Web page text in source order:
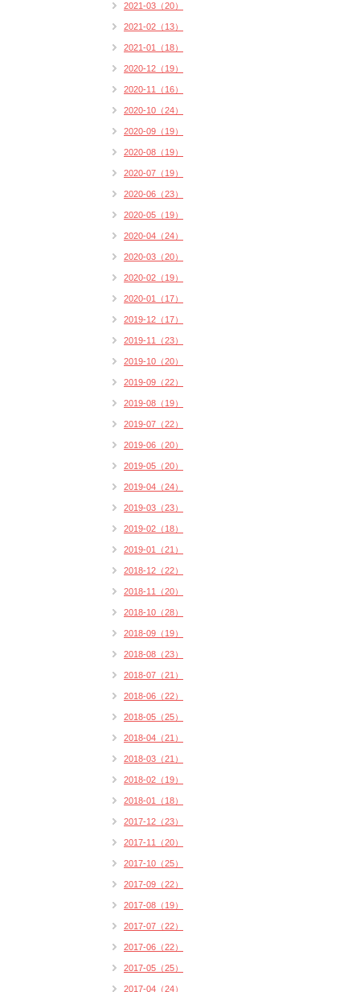
2021-03（20）
2021-02（13）
2021-01（18）
2020-12（19）
2020-11（16）
2020-10（24）
2020-09（19）
2020-08（19）
2020-07（19）
2020-06（23）
2020-05（19）
2020-04（24）
2020-03（20）
2020-02（19）
2020-01（17）
2019-12（17）
2019-11（23）
2019-10（20）
2019-09（22）
2019-08（19）
2019-07（22）
2019-06（20）
2019-05（20）
2019-04（24）
2019-03（23）
2019-02（18）
2019-01（21）
2018-12（22）
2018-11（20）
2018-10（28）
2018-09（19）
2018-08（23）
2018-07（21）
2018-06（22）
2018-05（25）
2018-04（21）
2018-03（21）
2018-02（19）
2018-01（18）
2017-12（23）
2017-11（20）
2017-10（25）
2017-09（22）
2017-08（19）
2017-07（22）
2017-06（22）
2017-05（25）
2017-04（24）